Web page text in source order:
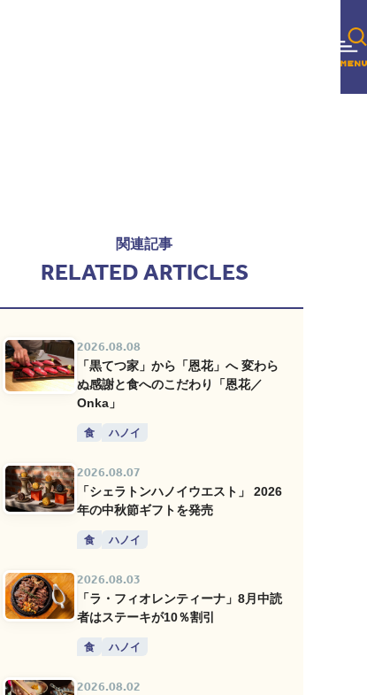
関連記事
RELATED ARTICLES
2026.08.08
「黒てつ家」から「恩花」へ 変わら
ぬ感謝と食へのこだわり「恩花／
Onka」
食 ハノイ
2026.08.07
「シェラトンハノイウエスト」 2026
年の中秋節ギフトを発売
食 ハノイ
2026.08.03
「ラ・フィオレンティーナ」8月中読
者はステーキが10％割引
食 ハノイ
2026.08.02